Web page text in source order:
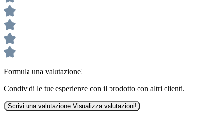
Formula una valutazione!
Condividi le tue esperienze con il prodotto con altri clienti.
Scrivi una valutazione Visualizza valutazioni!